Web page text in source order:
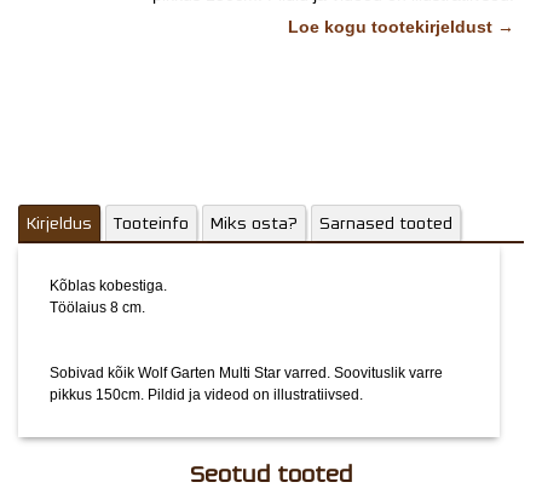
Loe kogu tootekirjeldust →
Kirjeldus Tooteinfo Miks osta? Sarnased tooted
Kõblas kobestiga.
Töölaius 8 cm.
Sobivad kõik Wolf Garten Multi Star varred. Soovituslik varre
pikkus 150cm. Pildid ja videod on illustratiivsed.
Seotud tooted